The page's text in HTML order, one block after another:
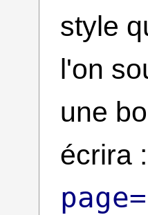
style
l'on
une
écrira :